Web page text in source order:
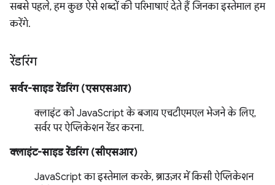
सबसे पहले, हम कुछ ऐसे शब्दों की परिभाषाएं देते हैं जिनका इस्तेमाल हम
करेंगे.
रेंडरिंग
सर्वर-साइड रेंडरिंग (एसएसआर)
क्लाइंट को JavaScript के बजाय एचटीएमएल भेजने के लिए,
सर्वर पर ऐप्लिकेशन रेंडर करना.
क्लाइंट-साइड रेंडरिंग (सीएसआर)
JavaScript का इस्तेमाल करके, ब्राउज़र में किसी ऐप्लिकेशन